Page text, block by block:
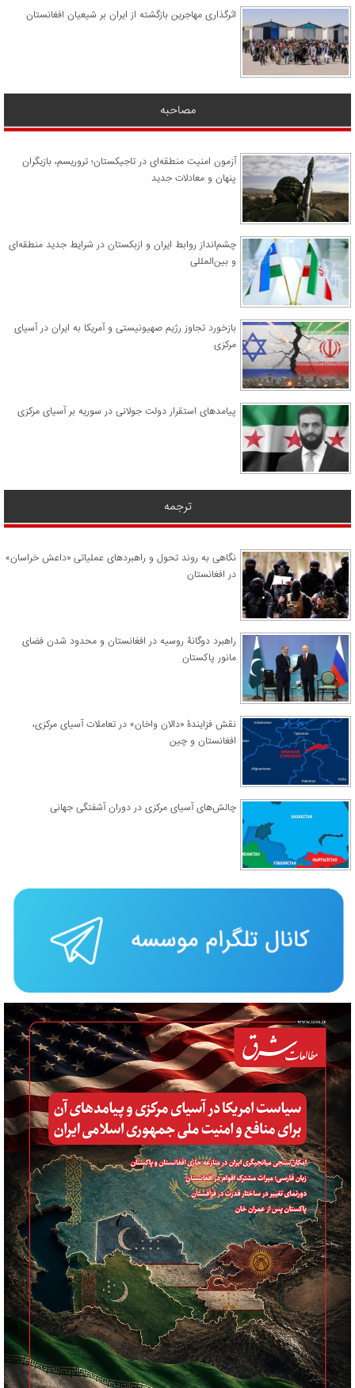
اثرگذاری مهاجرین بازگشته از ایران بر شیعیان افغانستان
مصاحبه
آزمون امنیت منطقه‌ای در تاجیکستان؛ تروریسم، بازیگران
پنهان و معادلات جدید
چشم‌انداز روابط ایران و ازبکستان در شرایط جدید منطقه‌ای
و بین‌المللی
​بازخورد تجاوز رژیم صهیونیستی و آمریکا به ایران در آسیای
مرکزی
پیامدهای استقرار دولت جولانی در سوریه بر آسیای مرکزی
ترجمه
نگاهی به روند تحول و راهبردهای عملیاتی «داعش خراسان»
در افغانستان
راهبرد دوگانۀ روسیه در افغانستان و محدود شدن فضای
مانور پاکستان
نقش فزایندۀ «دالان واخان» در تعاملات آسیای مرکزی،
افغانستان و چین
چالش‌های آسیای مرکزی در دوران آشفتگی جهانی